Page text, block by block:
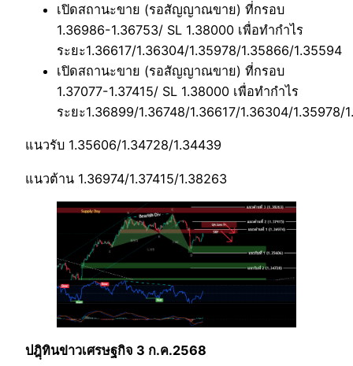
เปิดสถานะขาย (รอสัญญาณขาย) ที่กรอบ
1.36986-1.36753/ SL 1.38000 เพื่อทำกำไร
ระยะ1.36617/1.36304/1.35978/1.35866/1.35594
เปิดสถานะขาย (รอสัญญาณขาย) ที่กรอบ
1.37077-1.37415/ SL 1.38000 เพื่อทำกำไร
ระยะ1.36899/1.36748/1.36617/1.36304/1.35978/
แนวรับ 1.35606/1.34728/1.34439
แนวต้าน 1.36974/1.37415/1.38263
ปฎฺิทินข่าวเศรษฐกิจ 3 ก.ค.2568